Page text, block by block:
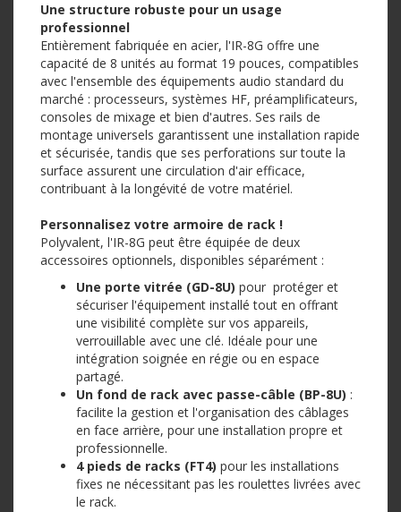
Une structure robuste pour un usage
professionnel
Entièrement fabriquée en acier, l'IR-8G offre une
capacité de 8 unités au format 19 pouces, compatibles
avec l'ensemble des équipements audio standard du
marché : processeurs, systèmes HF, préamplificateurs,
consoles de mixage et bien d'autres. Ses rails de
montage universels garantissent une installation rapide
et sécurisée, tandis que ses perforations sur toute la
surface assurent une circulation d'air efficace,
contribuant à la longévité de votre matériel.
Personnalisez votre armoire de rack !
Polyvalent, l'IR-8G peut être équipée de deux
accessoires optionnels, disponibles séparément :
Une porte vitrée (GD-8U) pour protéger et
sécuriser l'équipement installé tout en offrant
une visibilité complète sur vos appareils,
verrouillable avec une clé. Idéale pour une
intégration soignée en régie ou en espace
partagé.
Un fond de rack avec passe-câble (BP-8U) :
facilite la gestion et l'organisation des câblages
en face arrière, pour une installation propre et
professionnelle.
4 pieds de racks (FT4) pour les installations
fixes ne nécessitant pas les roulettes livrées avec
le rack.